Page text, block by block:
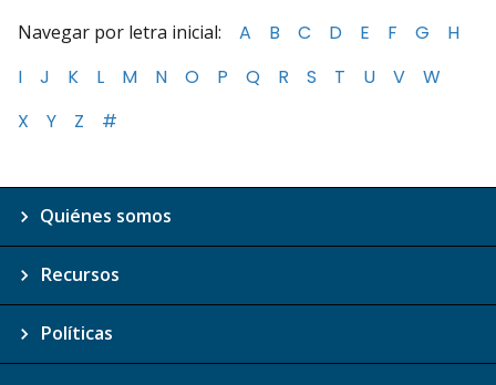
Navegar por letra inicial: A B C D E F G
H
I
J K L M N O P Q R S T U V
W
X
Y Z #
Quiénes somos
Recursos
Políticas